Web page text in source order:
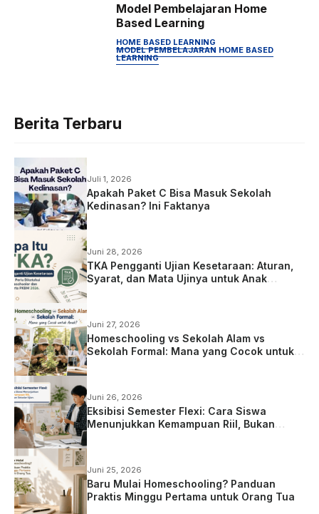
Model Pembelajaran Home
Based Learning
HOME BASED LEARNING
MODEL PEMBELAJARAN HOME BASED
LEARNING
Berita Terbaru
Juli 1, 2026
Apakah Paket C Bisa Masuk Sekolah
Kedinasan? Ini Faktanya
Juni 28, 2026
TKA Pengganti Ujian Kesetaraan: Aturan,
Syarat, dan Mata Ujinya untuk Anak
Juni 27, 2026
Homeschooling vs Sekolah Alam vs
Sekolah Formal: Mana yang Cocok untuk
Juni 26, 2026
Eksibisi Semester Flexi: Cara Siswa
Menunjukkan Kemampuan Riil, Bukan
Juni 25, 2026
Baru Mulai Homeschooling? Panduan
Praktis Minggu Pertama untuk Orang Tua